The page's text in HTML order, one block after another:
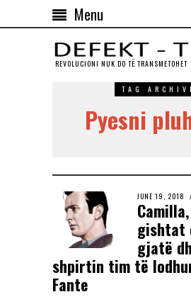
Menu
REVOLUCIONI NUK DO TЁ TRANSMETOHET
TAG
Pyesni
JUNE 19, 2018
gishtat
gjatë
shpirtin tim të
Fante